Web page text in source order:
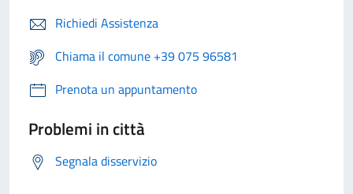
Richiedi Assistenza
Chiama il comune +39 075 96581
Prenota un appuntamento
Problemi in città
Segnala disservizio